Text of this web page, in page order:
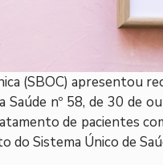
(SBOC) apresentou
Saúde nº 58, de 30 de
de pacientes
Sistema Único de